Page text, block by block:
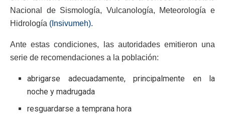
Nacional de Sismología, Vulcanología, Meteorología e
Hidrología (Insivumeh).
Ante estas condiciones, las autoridades emitieron una
serie de recomendaciones a la población:
abrigarse adecuadamente, principalmente en la
noche y madrugada
resguardarse a temprana hora